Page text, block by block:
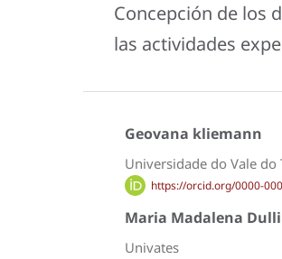
Concepción de los
las actividades
Geovana kliemann
Universidade do Vale do
https://orcid.org/0000-
Maria Madalena
Univates